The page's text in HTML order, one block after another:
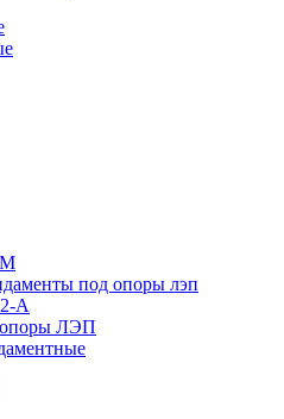
под опоры лэп
А
ЛЭП